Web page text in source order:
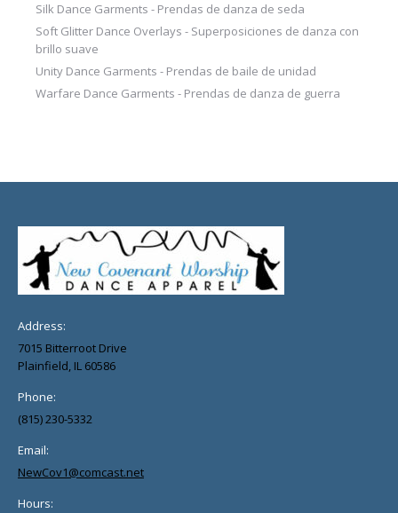
Silk Dance Garments - Prendas de danza de seda
Soft Glitter Dance Overlays - Superposiciones de danza con
brillo suave
Unity Dance Garments - Prendas de baile de unidad
Warfare Dance Garments - Prendas de danza de guerra
Address:
7015 Bitterroot Drive
Plainfield, IL 60586
Phone:
(815) 230-5332
Email:
NewCov1@comcast.net
Hours: